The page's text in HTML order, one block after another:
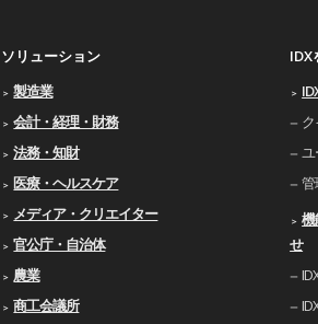
ソリューション
製造業
会計・経理・財務
法務・知財
医療・ヘルスケア
メディア・クリエイター
官公庁・自治体
農業
商工会議所
IDX
ユ
管
せ